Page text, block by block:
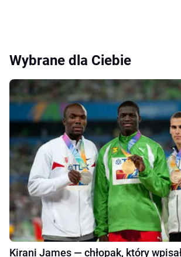
Wybrane dla Ciebie
Kirani James — chłopak, który